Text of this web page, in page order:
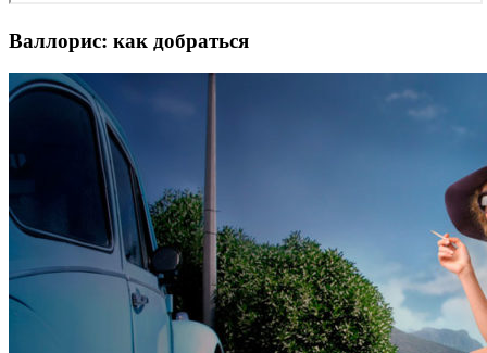
Валлорис: как добраться